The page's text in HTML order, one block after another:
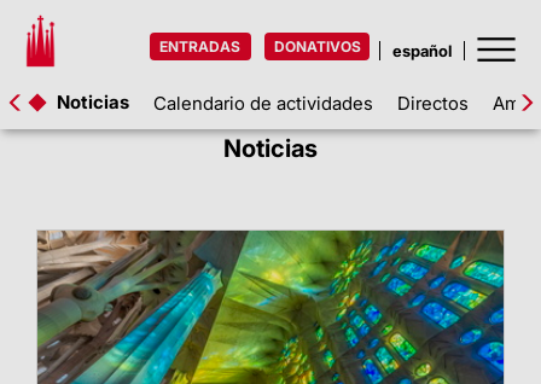
ENTRADAS DONATIVOS
Noticias Calendario de actividades Directos
Noticias